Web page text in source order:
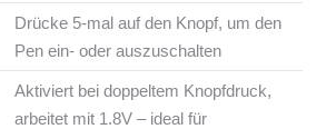
Drücke 5-mal auf den Knopf, um den
Pen ein- oder auszuschalten
Aktiviert bei doppeltem Knopfdruck,
arbeitet mit 1.8V – ideal für